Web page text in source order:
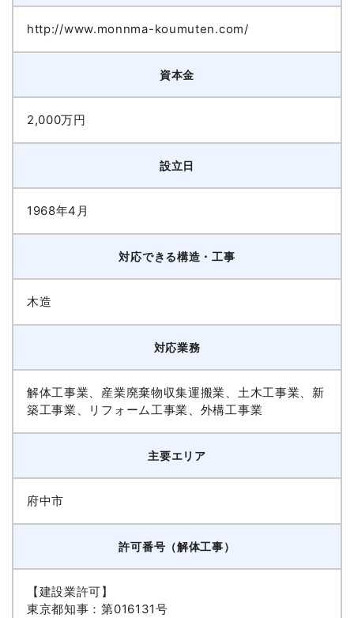
http://www.monnma-koumuten.com/
資本金
2,000万円
設立日
1968年4月
対応できる構造・工事
木造
対応業務
解体工事業、産業廃棄物収集運搬業、土木工事業、新
築工事業、リフォーム工事業、外構工事業
主要エリア
府中市
許可番号（解体工事）
【建設業許可】
東京都知事：第016131号